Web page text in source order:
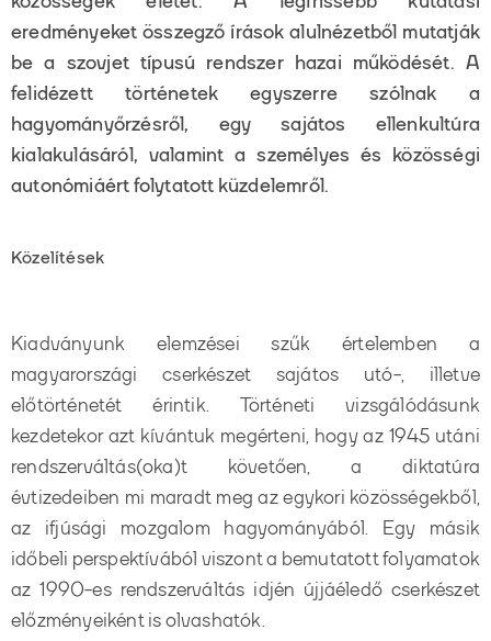
eredményeket összegző írások alulnézetből mutatják
be a szovjet típusú rendszer hazai működését. A
felidézett történetek egyszerre szólnak a
hagyományőrzésről, egy sajátos ellenkultúra
kialakulásáról, valamint a személyes és közösségi
autonómiáért folytatott küzdelemről.
Közelítések
Kiadványunk elemzései szűk értelemben a
magyarországi cserkészet sajátos utó-, illetve
előtörténetét érintik. Történeti vizsgálódásunk
kezdetekor azt kívántuk megérteni, hogy az 1945 utáni
rendszerváltás(oka)t követően, a diktatúra
évtizedeiben mi maradt meg az egykori közösségekből,
az ifjúsági mozgalom hagyományából. Egy másik
időbeli perspektívából viszont a bemutatott folyamatok
az 1990-es rendszerváltás idjén újjáéledő cserkészet
előzményeiként is olvashatók.